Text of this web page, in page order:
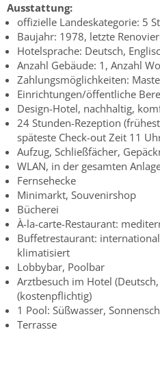
Ausstattung:
offizielle Landeskategorie: 5
Baujahr: 1978, letzte
Hotelsprache: Deutsch,
Anzahl Gebäude: 1, Anzahl
Zahlungsmöglichkeiten:
Einrichtungen/öffentliche
Design-Hotel, nachhaltig,
24 Stunden-Rezeption
späteste Check-out Zeit 11
Aufzug, Schließfächer,
WLAN, in der gesamten
Fernsehecke
Minimarkt, Souvenirshop
Bücherei
À-la-carte-Restaurant:
Buffetrestaurant:
klimatisiert
Lobbybar, Poolbar
Arztbesuch im Hotel
(kostenpflichtig)
1 Pool: Süßwasser,
Terrasse